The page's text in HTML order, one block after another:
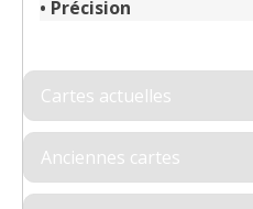
• Précision
Cartes actuelles
Anciennes cartes